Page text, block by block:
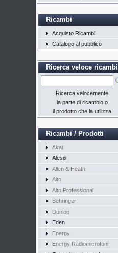
Ricambi
Acquisto Ricambi
Catalogo al pubblico
Ricerca veloce ricambi
Ricerca velocemente
la parte di ricambio o
il prodotto che la utilizza
Ricambi / Prodotti
Akai
Alesis
Allen & Heath
Alto
Alto Professional
Behringer
Dunlop
Eden
Energy
Energy Radiomicrofoni